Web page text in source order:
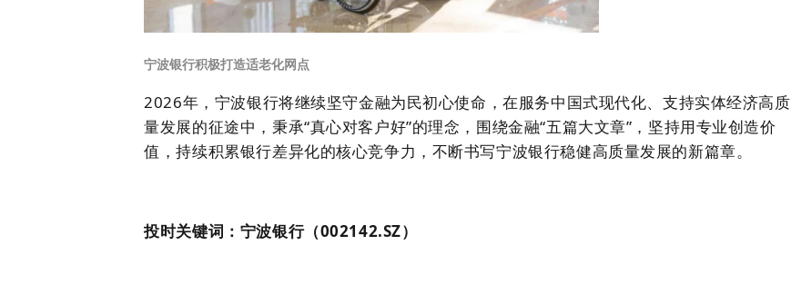
宁波银行积极打造适老化网点
2026年，宁波银行将继续坚守金融为民初心使命，在服务中国式现代化、支持实体经济高质
量发展的征途中，秉承“真心对客户好”的理念，围绕金融“五篇大文章”，坚持用专业创造价
值，持续积累银行差异化的核心竞争力，不断书写宁波银行稳健高质量发展的新篇章。
投时关键词：宁波银行（002142.SZ）